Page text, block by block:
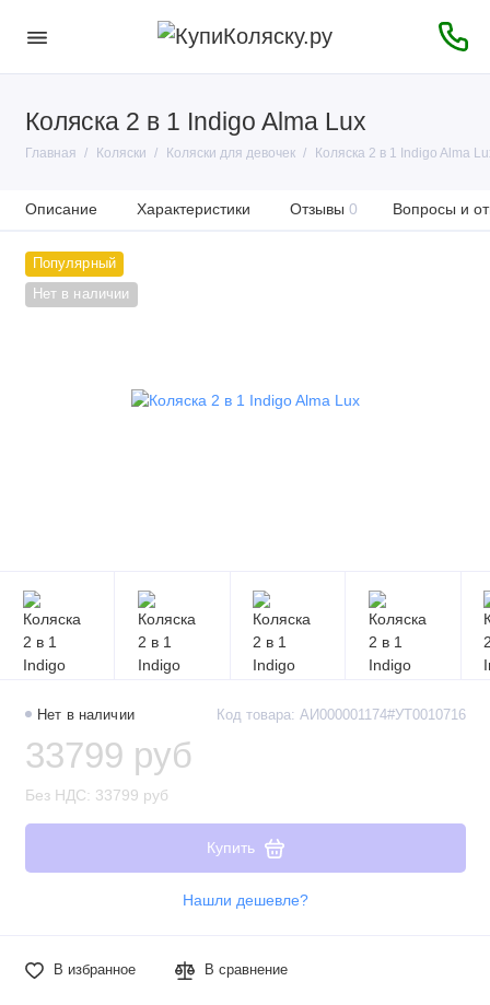
Коляска 2 в 1 Indigo Alma Lux
Главная Коляски Коляски для девочек Коляска 2 в 1 Indigo Alma
Описание Характеристики Отзывы 0 Вопросы и
Популярный
Нет в наличии
Нет в наличии Код товара: АИ000001174#УТ0010716
33799 руб
Без НДС: 33799 руб
Купить
Нашли дешевле?
В избранное В сравнение